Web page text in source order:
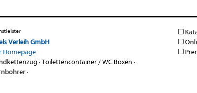
Verleih GmbH
Homepage
·Toilettencontainer / WC Boxen ·
·